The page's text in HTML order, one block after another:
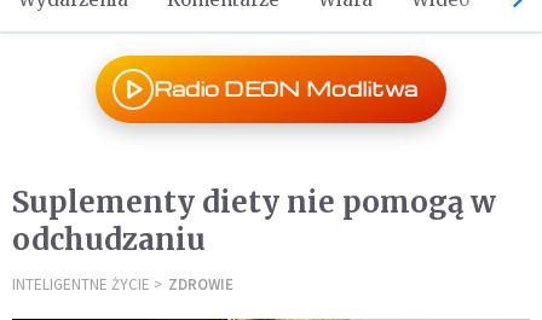
Radio DEON Modlitwa
Suplementy diety nie pomogą w
odchudzaniu
INTELIGENTNE ŻYCIE ZDROWIE